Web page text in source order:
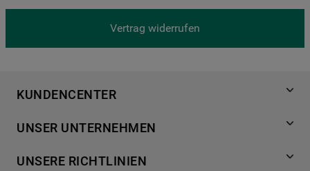
Vertrag widerrufen
KUNDENCENTER
Händlersuche
Häufige Fragen
UNSER UNTERNEHMEN
Für Händler
UNSERE RICHTLINIEN